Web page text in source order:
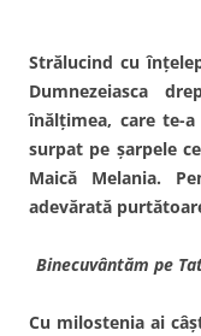
Strălucind cu
Dumnezeiasca
înălţimea, care te-
surpat pe şarpele
Maică Melania.
adevărată
Binecuvântăm pe
Cu milostenia ai